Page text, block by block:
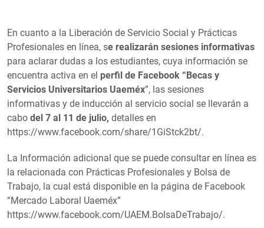
En cuanto a la Liberación de Servicio Social y Prácticas
Profesionales en línea, se realizarán sesiones informativas
para aclarar dudas a los estudiantes, cuya información se
encuentra activa en el perfil de Facebook “Becas y
Servicios Universitarios Uaeméx”, las sesiones
informativas y de inducción al servicio social se llevarán a
cabo del 7 al 11 de julio, detalles en
https://www.facebook.com/share/1GiStck2bt/.
La Información adicional que se puede consultar en línea es
la relacionada con Prácticas Profesionales y Bolsa de
Trabajo, la cual está disponible en la página de Facebook
“Mercado Laboral Uaeméx”
https://www.facebook.com/UAEM.BolsaDeTrabajo/.